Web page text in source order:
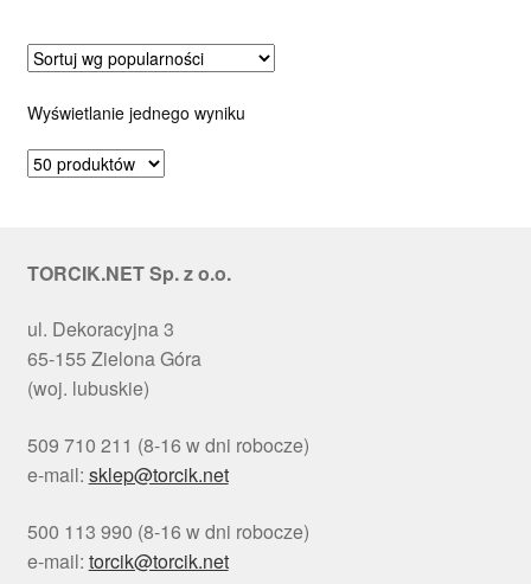
Wyświetlanie jednego wyniku
TORCIK.NET Sp. z o.o.
ul. Dekoracyjna 3
65-155 Zielona Góra
(woj. lubuskie)
509 710 211 (8-16 w dni robocze)
e-mail: sklep@torcik.net
500 113 990 (8-16 w dni robocze)
e-mail: torcik@torcik.net